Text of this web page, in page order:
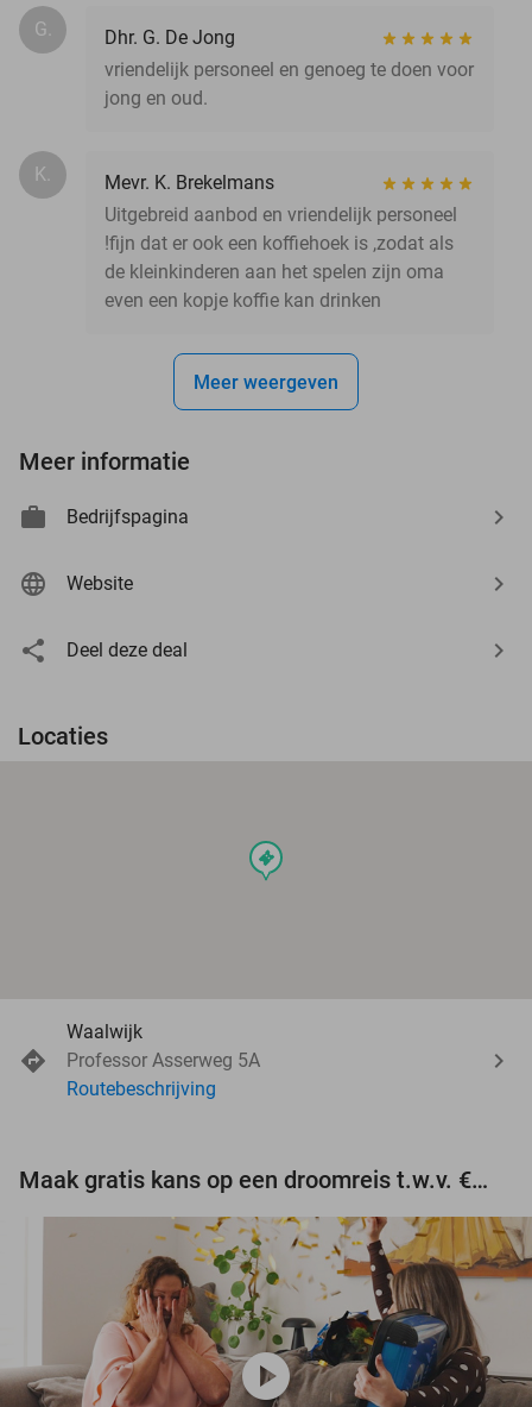
G.
Dhr. G. De Jong
vriendelijk personeel en genoeg te doen voor
jong en oud.
K.
Mevr. K. Brekelmans
Uitgebreid aanbod en vriendelijk personeel
!fijn dat er ook een koffiehoek is ,zodat als
de kleinkinderen aan het spelen zijn oma
even een kopje koffie kan drinken
Meer weergeven
Meer informatie
Bedrijfspagina
Website
Deel deze deal
Locaties
events
Waalwijk
Professor Asserweg 5A
Routebeschrijving
Maak gratis kans op een droomreis t.w.v. €3.000!
play_circle